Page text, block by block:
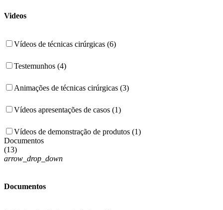
Videos
Vídeos de técnicas cirúrgicas (6)
Testemunhos (4)
Animações de técnicas cirúrgicas (3)
Vídeos apresentações de casos (1)
Vídeos de demonstração de produtos (1)
Documentos
(13)
arrow_drop_down
Documentos